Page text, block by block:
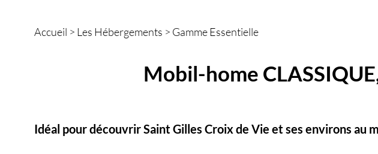
Accueil > Les Hébergements > Gamme Essentielle
Mobil-home
Idéal pour découvrirSaint Gilles Croix de Vie et ses environs au